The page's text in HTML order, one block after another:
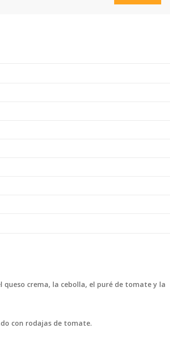
queso crema, la cebolla, el puré de tomate y la
con rodajas de tomate.